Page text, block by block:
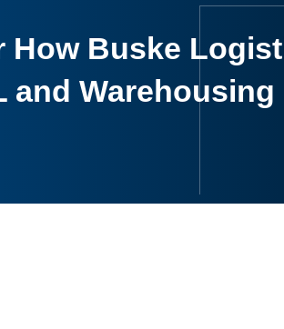
How Buske
and Warehousing